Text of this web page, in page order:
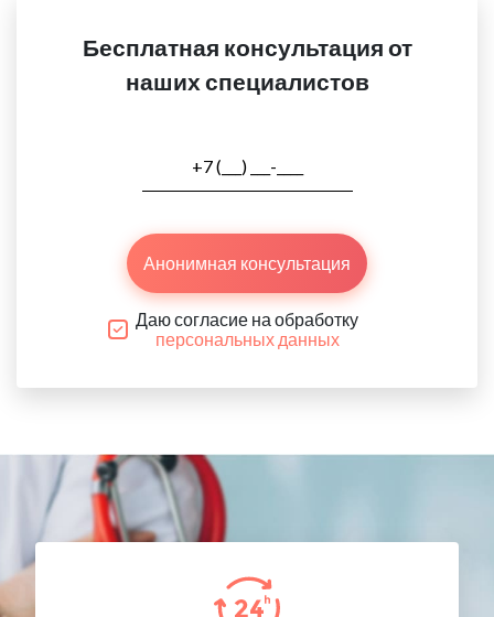
Бесплатная консультация от
наших специалистов
Анонимная консультация
Даю согласие на обработку
персональных данных